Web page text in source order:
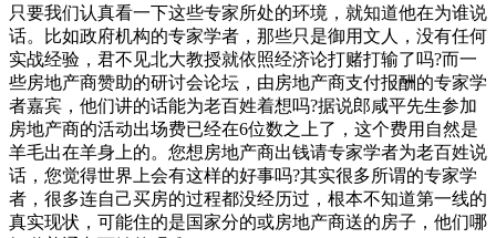
只要我们认真看一下这些专家所处的环境，就知道他在为谁说
话。比如政府机构的专家学者，那些只是御用文人，没有任何
实战经验，君不见北大教授就依照经济论打赌打输了吗?而一
些房地产商赞助的研讨会论坛，由房地产商支付报酬的专家学
者嘉宾，他们讲的话能为老百姓着想吗?据说郎咸平先生参加
房地产商的活动出场费已经在6位数之上了，这个费用自然是
羊毛出在羊身上的。您想房地产商出钱请专家学者为老百姓说
话，您觉得世界上会有这样的好事吗?其实很多所谓的专家学
者，很多连自己买房的过程都没经历过，根本不知道第一线的
真实现状，可能住的是国家分的或房地产商送的房子，他们哪